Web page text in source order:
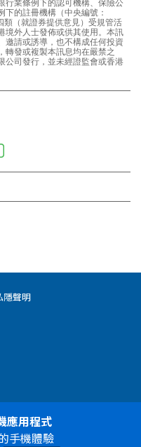
行業條例下的認可機構、保險公
的註冊機構（中央編號：
（就證券提供意見）受規管活
境外人士發佈或供其使用。本訊
邀請或誘導，也不構成任何投資
轉發或複製本訊息均在嚴禁之
公司發行，並未經證監會或香港
隱聲明
應用程式
手機體驗